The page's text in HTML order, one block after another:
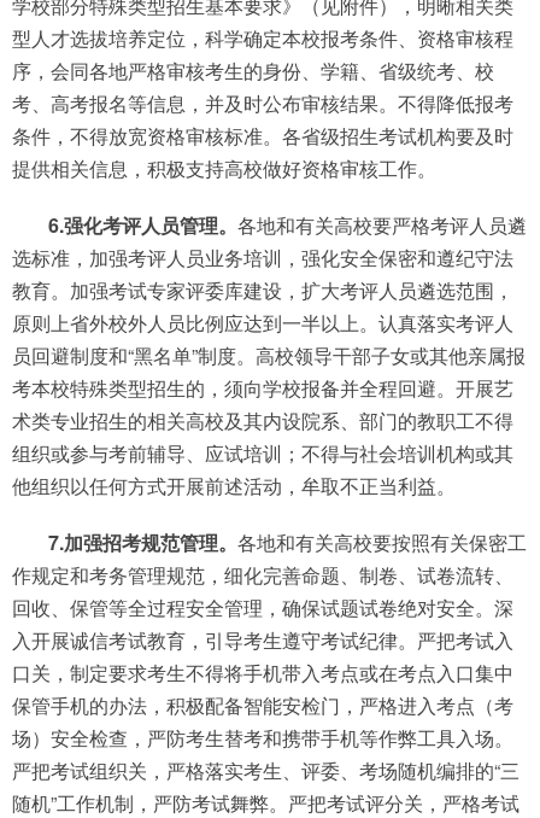
型人才选拔培养定位，科学确定本校报考条件、资格审核程
序，会同各地严格审核考生的身份、学籍、省级统考、校
考、高考报名等信息，并及时公布审核结果。不得降低报考
条件，不得放宽资格审核标准。各省级招生考试机构要及时
提供相关信息，积极支持高校做好资格审核工作。
6.强化考评人员管理。 各地和有关高校要严格考评人员遴
选标准，加强考评人员业务培训，强化安全保密和遵纪守法
教育。加强考试专家评委库建设，扩大考评人员遴选范围，
原则上省外校外人员比例应达到一半以上。认真落实考评人
员回避制度和“黑名单”制度。高校领导干部子女或其他亲属报
考本校特殊类型招生的，须向学校报备并全程回避。开展艺
术类专业招生的相关高校及其内设院系、部门的教职工不得
组织或参与考前辅导、应试培训；不得与社会培训机构或其
他组织以任何方式开展前述活动，牟取不正当利益。
7.加强招考规范管理。 各地和有关高校要按照有关保密工
作规定和考务管理规范，细化完善命题、制卷、试卷流转、
回收、保管等全过程安全管理，确保试题试卷绝对安全。深
入开展诚信考试教育，引导考生遵守考试纪律。严把考试入
口关，制定要求考生不得将手机带入考点或在考点入口集中
保管手机的办法，积极配备智能安检门，严格进入考点（考
场）安全检查，严防考生替考和携带手机等作弊工具入场。
严把考试组织关，严格落实考生、评委、考场随机编排的“三
随机”工作机制，严防考试舞弊。严把考试评分关，严格考试